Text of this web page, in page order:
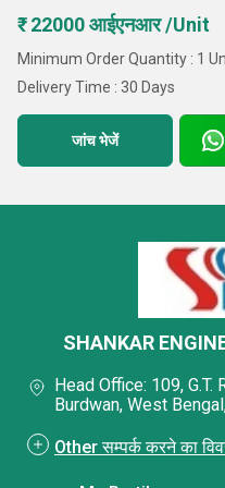
₹ 22000 आईएनआर /Unit
Minimum Order Quantity : 1
Delivery Time : 30 Days
जांच भेजें
SHANKAR
Head Office: 109, G.T.
Burdwan, West
Other सम्पर्क करने का